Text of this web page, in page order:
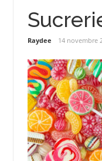
Raydee 14 novembre